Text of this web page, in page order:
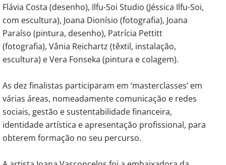
Flávia Costa (desenho), Ilfu-Soi Studio (Jéssica Ilfu-Soi,
com escultura), Joana Dionísio (fotografia), Joana
Paraíso (pintura, desenho), Patrícia Pettitt
(fotografia), Vânia Reichartz (têxtil, instalação,
escultura) e Vera Fonseka (pintura e colagem).
As dez finalistas participaram em ‘masterclasses’ em
várias áreas, nomeadamente comunicação e redes
sociais, gestão e sustentabilidade financeira,
identidade artística e apresentação profissional, para
obterem formação no seu percurso.